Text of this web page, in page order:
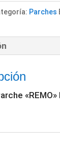
Parches